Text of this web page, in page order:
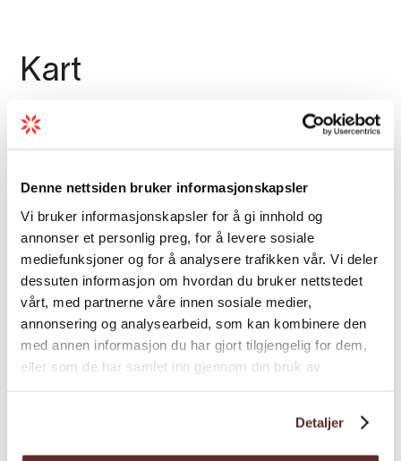
Denne nettsiden bruker informasjonskapsler
Vi bruker informasjonskapsler for å gi innhold og
annonser et personlig preg, for å levere sosiale
mediefunksjoner og for å analysere trafikken vår. Vi deler
dessuten informasjon om hvordan du bruker nettstedet
vårt, med partnerne våre innen sosiale medier,
annonsering og analysearbeid, som kan kombinere den
med annen informasjon du har gjort tilgjengelig for dem,
eller som de har samlet inn gjennom din bruk av
Detaljer
Kart